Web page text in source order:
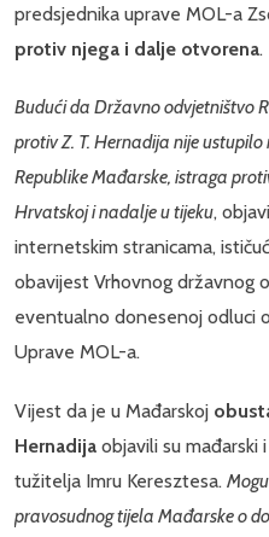
predsjednika uprave MOL-a
protiv njega i dalje otvorena.
Budući da Državno odvjetništvo
protiv Z. T. Hernadija nije
Republike Mađarske, istraga
Hrvatskoj i nadalje u tijeku,
internetskim stranicama,
obavijest Vrhovnog državnog
eventualno donesenoj odluci
Uprave MOL-a.
Vijest da je u Mađarskoj
Hernadija objavili su mađarski
tužitelja Imru Keresztesa.
pravosudnog tijela Mađarske o